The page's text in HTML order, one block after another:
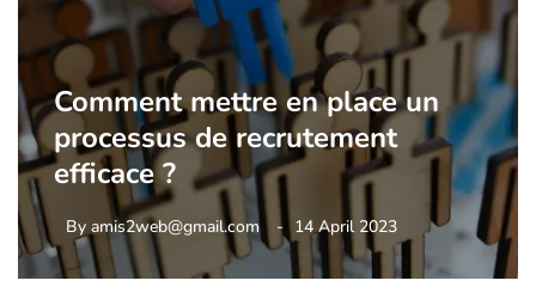
Comment mettre en place un
processus de recrutement
efficace ?
By amis2web@gmail.com 14 April 2023